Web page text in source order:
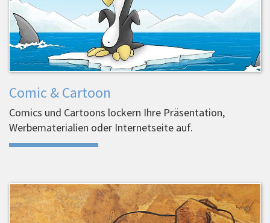
Comic & Cartoon
Comics und Cartoons lockern Ihre Präsentation,
Werbematerialien oder Internetseite auf.